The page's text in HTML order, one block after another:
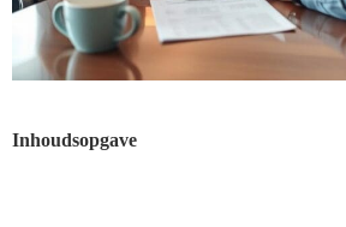
Inhoudsopgave